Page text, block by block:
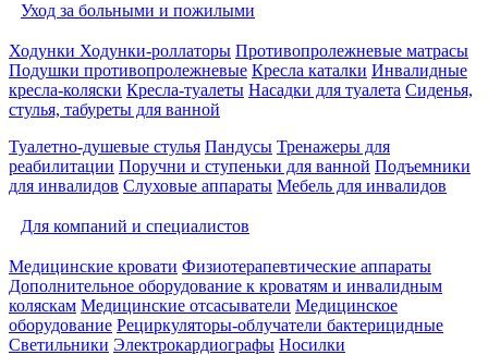
Уход за больными и пожилыми
Ходунки Ходунки-роллаторы Противопролежневые матрасы
Подушки противопролежневые Кресла каталки Инвалидные
кресла-коляски Кресла-туалеты Насадки для туалета Сиденья,
стулья, табуреты для ванной
Туалетно-душевые стулья Пандусы Тренажеры для
реабилитации Поручни и ступеньки для ванной Подъемники
для инвалидов Слуховые аппараты Мебель для инвалидов
Для компаний и специалистов
Медицинские кровати Физиотерапевтические аппараты
Дополнительное оборудование к кроватям и инвалидным
коляскам Медицинские отсасыватели Медицинское
оборудование Рециркуляторы-облучатели бактерицидные
Светильники Электрокардиографы Носилки